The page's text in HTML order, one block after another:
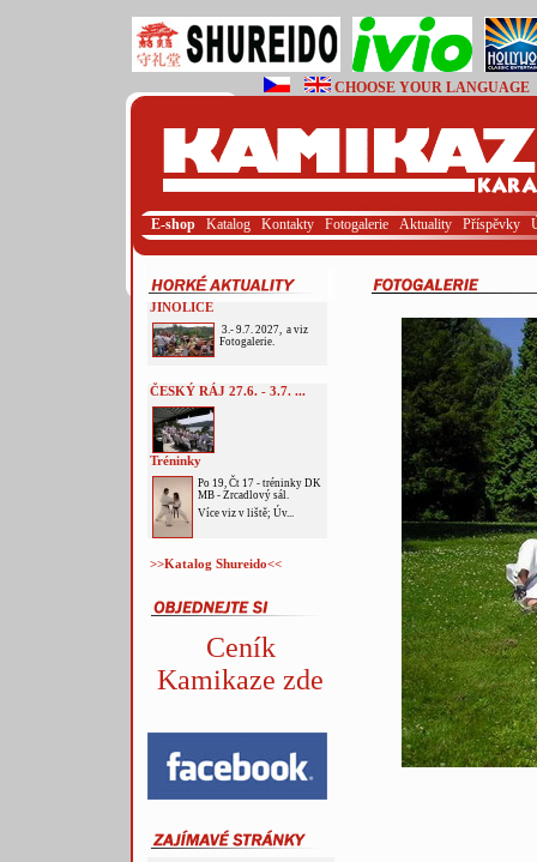
CHOOSE YOUR LANGUAGE
E-shop Katalog Kontakty Fotogalerie Aktuality Příspěvky
JINOLICE
3.- 9.7. 2027, a viz
Fotogalerie.
ČESKÝ RÁJ 27.6. - 3.7. ...
Tréninky
Po 19, Čt 17 - tréninky DK
MB - Zrcadlový sál.
Více viz v liště; Úv...
>>Katalog Shureido<<
Ceník
Kamikaze zde